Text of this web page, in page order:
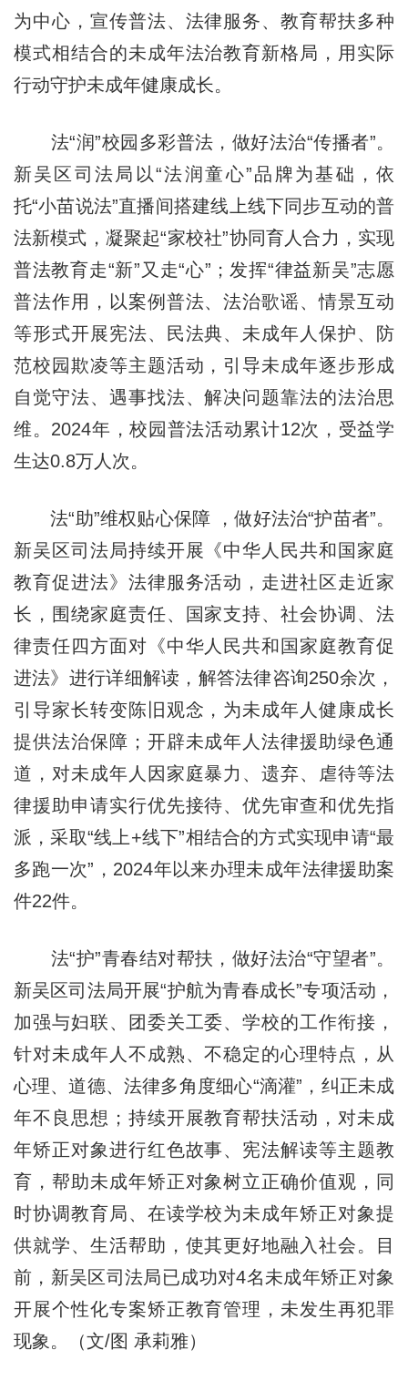
为中心，宣传普法、法律服务、教育帮扶多种
模式相结合的未成年法治教育新格局，用实际
行动守护未成年健康成长。
法“润”校园多彩普法，做好法治“传播者”。
新吴区司法局以“法润童心”品牌为基础，依
托“小苗说法”直播间搭建线上线下同步互动的普
法新模式，凝聚起“家校社”协同育人合力，实现
普法教育走“新”又走“心”；发挥“律益新吴”志愿
普法作用，以案例普法、法治歌谣、情景互动
等形式开展宪法、民法典、未成年人保护、防
范校园欺凌等主题活动，引导未成年逐步形成
自觉守法、遇事找法、解决问题靠法的法治思
维。2024年，校园普法活动累计12次，受益学
生达0.8万人次。
法“助”维权贴心保障 ，做好法治“护苗者”。
新吴区司法局持续开展《中华人民共和国家庭
教育促进法》法律服务活动，走进社区走近家
长，围绕家庭责任、国家支持、社会协调、法
律责任四方面对《中华人民共和国家庭教育促
进法》进行详细解读，解答法律咨询250余次，
引导家长转变陈旧观念，为未成年人健康成长
提供法治保障；开辟未成年人法律援助绿色通
道，对未成年人因家庭暴力、遗弃、虐待等法
律援助申请实行优先接待、优先审查和优先指
派，采取“线上+线下”相结合的方式实现申请“最
多跑一次”，2024年以来办理未成年法律援助案
件22件。
法“护”青春结对帮扶，做好法治“守望者”。
新吴区司法局开展“护航为青春成长”专项活动，
加强与妇联、团委关工委、学校的工作衔接，
针对未成年人不成熟、不稳定的心理特点，从
心理、道德、法律多角度细心“滴灌”，纠正未成
年不良思想；持续开展教育帮扶活动，对未成
年矫正对象进行红色故事、宪法解读等主题教
育，帮助未成年矫正对象树立正确价值观，同
时协调教育局、在读学校为未成年矫正对象提
供就学、生活帮助，使其更好地融入社会。目
前，新吴区司法局已成功对4名未成年矫正对象
开展个性化专案矫正教育管理，未发生再犯罪
现象。（文/图 承莉雅）